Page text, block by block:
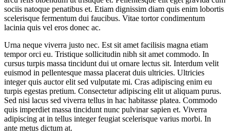
sociis natoque penatibus et. Etiam dignissim diam quis enim lobortis
scelerisque fermentum dui faucibus. Vitae tortor condimentum
lacinia quis vel eros donec ac.
Urna neque viverra justo nec. Est sit amet facilisis magna etiam
tempor orci eu. Tristique sollicitudin nibh sit amet commodo. In
cursus turpis massa tincidunt dui ut ornare lectus sit. Interdum velit
euismod in pellentesque massa placerat duis ultricies. Ultricies
integer quis auctor elit sed vulputate mi. Cras adipiscing enim eu
turpis egestas pretium. Consectetur adipiscing elit ut aliquam purus.
Sed nisi lacus sed viverra tellus in hac habitasse platea. Commodo
quis imperdiet massa tincidunt nunc pulvinar sapien et. Viverra
adipiscing at in tellus integer feugiat scelerisque varius morbi. In
ante metus dictum at.